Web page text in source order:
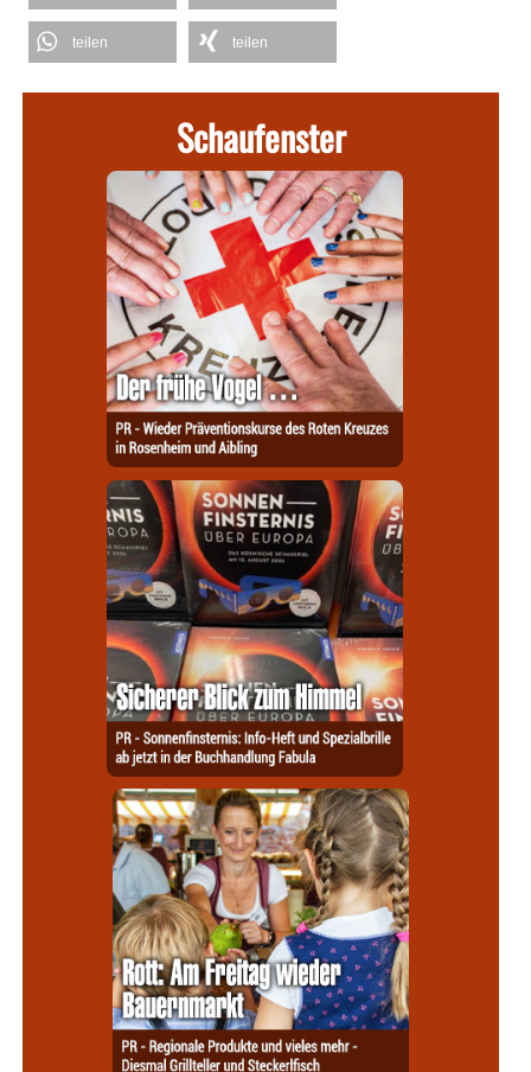
teilen teilen
Schaufenster